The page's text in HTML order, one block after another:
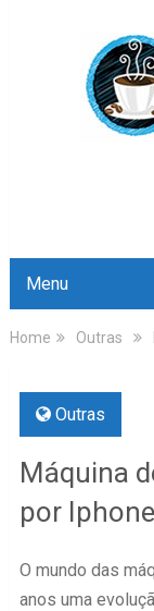
Menu
Home Outras
Outras
Máquina
por Iphone
O mundo das
anos uma